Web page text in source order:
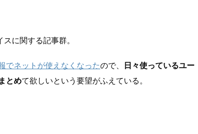
に関する記事群。
でネットが使えなくなったので、
日々使っているユー
とめて欲しいという要望がふえている。